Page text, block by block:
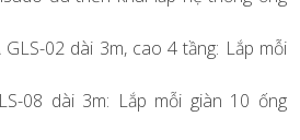
02 dài 3m, cao 4 tầng: Lắp mỗi
08 dài 3m: Lắp mỗi giàn 10 ống